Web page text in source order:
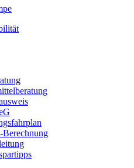
Berechnung